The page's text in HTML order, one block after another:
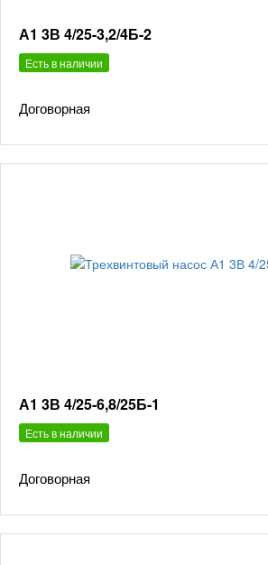
А1 3В 4/25-3,2/4Б-2
Есть в наличии
Договорная
А1 3В 4/25-6,8/25Б-1
Есть в наличии
Договорная